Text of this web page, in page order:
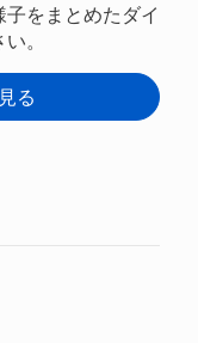
をまとめたダイ
。
る